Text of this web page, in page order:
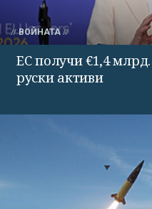
ВОЙНАТА
ЕС получи €1,4
руски активи